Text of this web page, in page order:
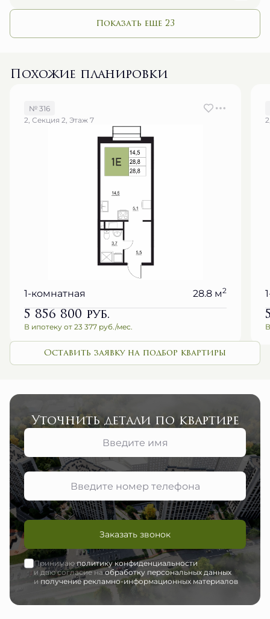
Показать еще 23
Похожие планировки
№ 316
2, Секция 2, Этаж 7
1-комнатная 28.8 м2
5 856 800руб.
В ипотеку от 23 377 руб./мес.
Оставить заявку на подбор квартиры
Уточнить детали по квартире
Заказать звонок
Принимаюполитику конфиденциальности
и даю согласие наобработку персональных данных
иполучение рекламно-информационных материалов